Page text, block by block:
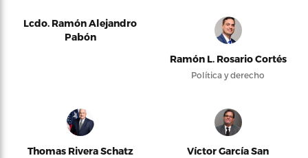
Lcdo. Ramón Alejandro
Pabón
Ramón L. Rosario Cortés
Política y derecho
Thomas Rivera Schatz
Víctor García San